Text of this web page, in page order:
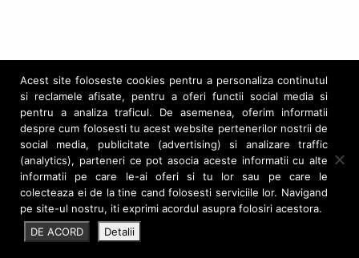
Acest site foloseste cookies pentru a personaliza continutul
si reclamele afisate, pentru a oferi functii social media si
pentru a analiza traficul. De asemenea, oferim informatii
despre cum folosesti tu acest website pertenerilor nostrii de
social media, publicitate (advertising) si analizare traffic
(analytics), parteneri ce pot asocia aceste informatii cu alte
informatii pe care le-ai oferi si tu lor sau pe care le
colecteaza ei de la tine cand folosesti serviciile lor. Navigand
pe site-ul nostru, iti exprimi acordul asupra folosiri acestora.
DE ACORD
Detalii